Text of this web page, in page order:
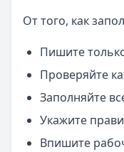
От того, как
Пишите
Проверяйте
Заполняйте
Укажите
Впишите